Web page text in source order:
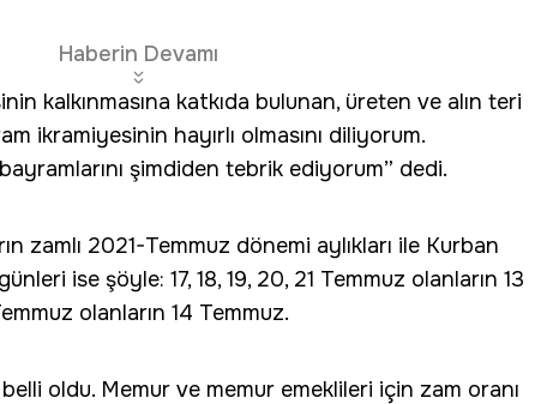
Haberin Devamı
kalkınmasına katkıda bulunan, üreten ve alın teri
ikramiyesinin hayırlı olmasını diliyorum.
şimdiden tebrik ediyorum” dedi.
zamlı 2021-Temmuz dönemi aylıkları ile Kurban
ise şöyle: 17, 18, 19, 20, 21 Temmuz olanların 13
olanların 14 Temmuz.
oldu. Memur ve memur emeklileri için zam oranı